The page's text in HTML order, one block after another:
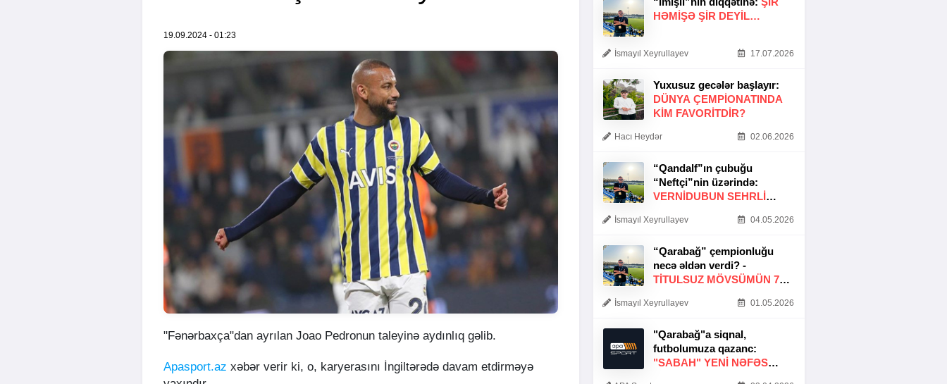
19.09.2024 - 01:23
"Fənərbaxça"dan ayrılan Joao Pedronun taleyinə aydınlıq gəlib.
Apasport.az xəbər verir ki, o, karyerasını İngiltərədə davam etdirməyə
HƏMIŞƏ ŞIR DEYIL…
İsmayıl Xeyrullayev 17.07.2026
Yuxusuz gecələr başlayır:
DÜNYA ÇEMPIONATINDA
KIM FAVORITDIR?
Hacı Heydər 02.06.2026
“Qandalf”ın çubuğu
“Neftçi”nin üzərində:
VERNİDUBUN SEHRLİ
İsmayıl Xeyrullayev 04.05.2026
“Qarabağ” çempionluğu
necə əldən verdi? -
TITULSUZ MÖVSÜMÜN 7
İsmayıl Xeyrullayev 01.05.2026
"Qarabağ"a siqnal,
futbolumuza qazanc:
"SABAH" YENI NƏFƏS